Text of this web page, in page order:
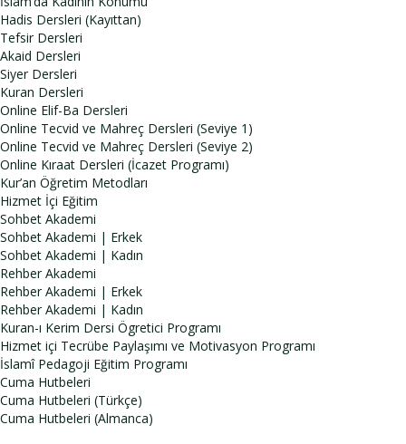
Hadis Dersleri (Kayıttan)
Tefsir Dersleri
Akaid Dersleri
Siyer Dersleri
Kuran Dersleri
Online Elif-Ba Dersleri
Online Tecvid ve Mahreç Dersleri (Seviye 1)
Online Tecvid ve Mahreç Dersleri (Seviye 2)
Online Kıraat Dersleri (İcazet Programı)
Kur’an Öğretim Metodları
Hizmet İçi Eğitim
Sohbet Akademi
Sohbet Akademi | Erkek
Sohbet Akademi | Kadın
Rehber Akademi
Rehber Akademi | Erkek
Rehber Akademi | Kadın
Kuran-ı Kerim Dersi Ögretici Programı
Hizmet içi Tecrübe Paylaşımı ve Motivasyon Programı
İslamî Pedagoji Eğitim Programı
Cuma Hutbeleri
Cuma Hutbeleri (Türkçe)
Cuma Hutbeleri (Almanca)